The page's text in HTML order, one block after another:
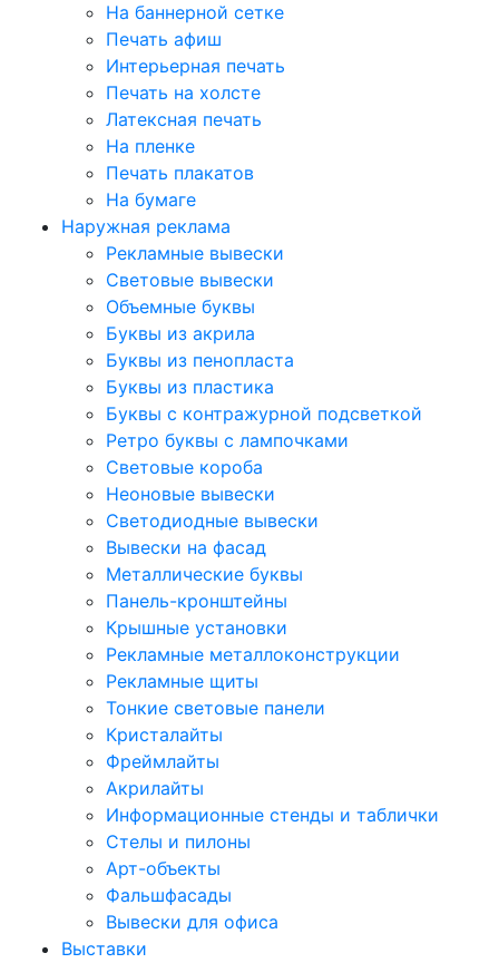
На баннерной сетке
Печать афиш
Интерьерная печать
Печать на холсте
Латексная печать
На пленке
Печать плакатов
На бумаге
Наружная реклама
Рекламные вывески
Световые вывески
Объемные буквы
Буквы из акрила
Буквы из пенопласта
Буквы из пластика
Буквы с контражурной подсветкой
Ретро буквы с лампочками
Световые короба
Неоновые вывески
Светодиодные вывески
Вывески на фасад
Металлические буквы
Панель-кронштейны
Крышные установки
Рекламные металлоконструкции
Рекламные щиты
Тонкие световые панели
Кристалайты
Фреймлайты
Акрилайты
Информационные стенды и таблички
Стелы и пилоны
Арт-объекты
Фальшфасады
Вывески для офиса
Выставки